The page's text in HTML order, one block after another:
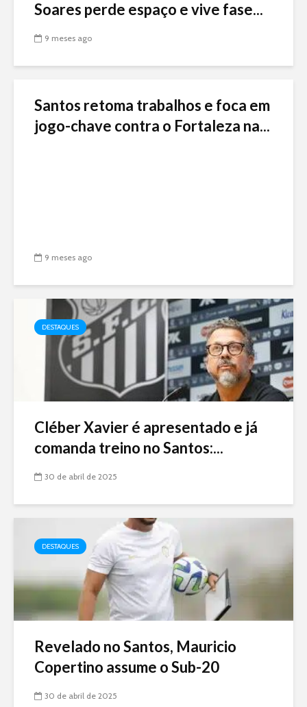
Soares perde espaço e vive fase...
9 meses ago
Santos retoma trabalhos e foca em
jogo-chave contra o Fortaleza na...
9 meses ago
DESTAQUES
Cléber Xavier é apresentado e já
comanda treino no Santos:...
30 de abril de 2025
DESTAQUES
Revelado no Santos, Mauricio
Copertino assume o Sub-20
30 de abril de 2025